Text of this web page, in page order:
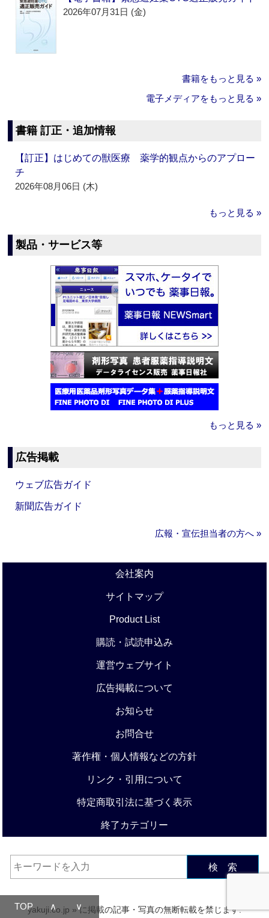
2026年07月31日 (金)
書籍をもっと見る »
電子メディアをもっと見る »
書籍 訂正・追加情報
【訂正】はじめての獣医療 薬学的観点からのアプロー
チ
2026年08月06日 (木)
もっと見る »
製品・サービス等
もっと見る »
広告掲載
ウェブ広告ガイド
新聞広告ガイド
広報・宣伝担当者の方へ »
会社案内
サイトマップ
Product List
購読・試読申込み
運営ウェブサイト
広告掲載について
お知らせ
お問合せ
著作権・個人情報などの方針
リンク・引用について
特定商取引法に基づく表示
終了カテゴリー
検 索
yakuji.co.jp » に掲載の記事・写真の無断転載を禁じます.
TOP ∧ ∨